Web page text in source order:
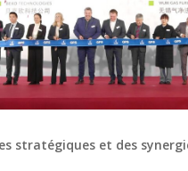
stratégiques et des